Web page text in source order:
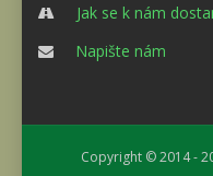
Jak se k nám
Napište nám
Copyright © 2014 -